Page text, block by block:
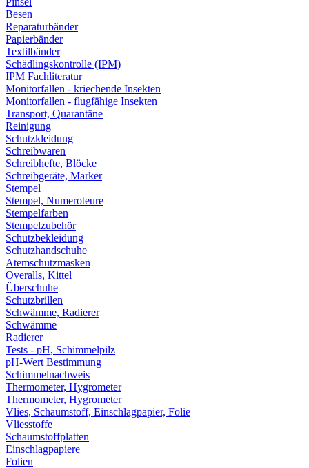
Besen
Reparaturbänder
Papierbänder
Textilbänder
Schädlingskontrolle (IPM)
IPM Fachliteratur
Monitorfallen - kriechende Insekten
Monitorfallen - flugfähige Insekten
Transport, Quarantäne
Reinigung
Schutzkleidung
Schreibwaren
Schreibhefte, Blöcke
Schreibgeräte, Marker
Stempel
Stempel, Numeroteure
Stempelfarben
Stempelzubehör
Schutzbekleidung
Schutzhandschuhe
Atemschutzmasken
Overalls, Kittel
Überschuhe
Schutzbrillen
Schwämme, Radierer
Schwämme
Radierer
Tests - pH, Schimmelpilz
pH-Wert Bestimmung
Schimmelnachweis
Thermometer, Hygrometer
Thermometer, Hygrometer
Vlies, Schaumstoff, Einschlagpapier, Folie
Vliesstoffe
Schaumstoffplatten
Einschlagpapiere
Folien